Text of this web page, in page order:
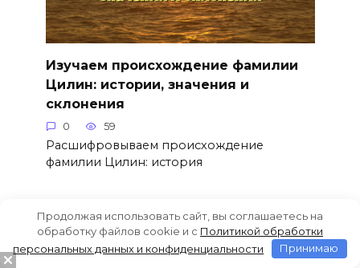
Изучаем происхождение фамилии
Цилин: истории, значения и
склонения
0 59
Расшифровываем происхождение
фамилии Цилин: история
ФАМИЛИИ НА БУКВУ Ц
Продолжая использовать сайт, вы соглашаетесь на
обработку файлов cookie и c Политикой обработки
персональных данных и конфиденциальности
Принимаю